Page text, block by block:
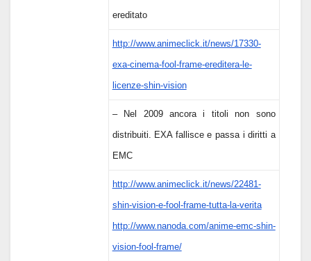
ereditato
http://www.animeclick.it/news/17330-
exa-cinema-fool-frame-ereditera-le-
licenze-shin-vision
– Nel 2009 ancora i titoli non sono
distribuiti. EXA fallisce e passa i diritti a
EMC
http://www.animeclick.it/news/22481-
shin-vision-e-fool-frame-tutta-la-verita
http://www.nanoda.com/anime-emc-shin-
vision-fool-frame/